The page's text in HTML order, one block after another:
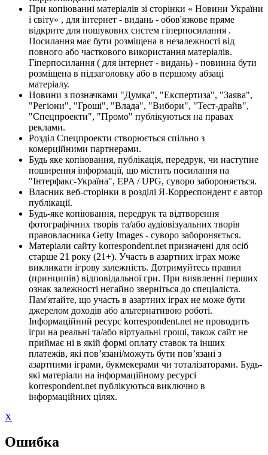
При копіюванні матеріалів зі сторінки « Новини України
і світу» , для інтернет - видань - обов'язкове пряме
відкрите для пошукових систем гіперпосилання .
Посилання має бути розміщена в незалежності від
повного або часткового використання матеріалів.
Гіперпосилання ( для інтернет - видань) - повинна бути
розміщена в підзаголовку або в першому абзаці
матеріалу.
Новини з позначками "Думка", "Експертиза", "Заява",
"Регіони", "Гроші", "Влада", "Вибори", "Тест-драйв",
"Спецпроекти", "Промо" публікуються на правах
реклами.
Розділ Спецпроекти створюється спільно з
комерційними партнерами.
Будь яке копіювання, публікація, передрук, чи наступне
поширення інформації, що містить посилання на
"Інтерфакс-Україна", EPA / UPG, суворо забороняється.
Власник веб-сторінки в розділі Я-Корреспондент є автор
публікації.
Будь-яке копіювання, передрук та відтворення
фотографічних творів та/або аудіовізуальних творів
правовласника Getty Images - суворо забороняється.
Матеріали сайту korrespondent.net призначені для осіб
старше 21 року (21+). Участь в азартних іграх може
викликати ігрову залежність. Дотримуйтесь правил
(принципів) відповідальної гри. При виявленні перших
ознак залежності негайно зверніться до спеціаліста.
Пам'ятайте, що участь в азартних іграх не може бути
джерелом доходів або альтернативою роботі.
Інформаційний ресурс korrespondent.net не проводить
ігри на реальні та/або віртуальні гроші, також сайт не
приймає ні в якій формі оплату ставок та інших
платежів, які пов’язані/можуть бути пов’язані з
азартними іграми, букмекерами чи тоталізаторами. Будь-
які матеріали на інформаційному ресурсі
korrespondent.net публікуються виключно в
інформаційних цілях.
X
Ошибка